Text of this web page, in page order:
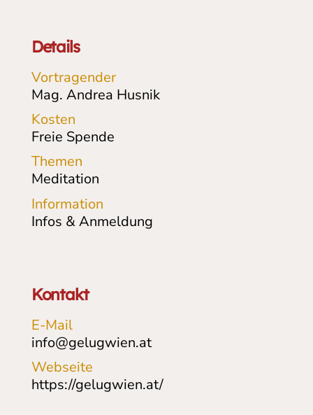
Details
Vortragender
Mag. Andrea Husnik
Kosten
Freie Spende
Themen
Meditation
Information
Infos & Anmeldung
Kontakt
E-Mail
info@gelugwien.at
Webseite
https://gelugwien.at/